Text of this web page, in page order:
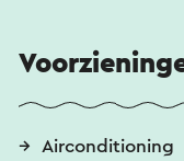
Airconditioning